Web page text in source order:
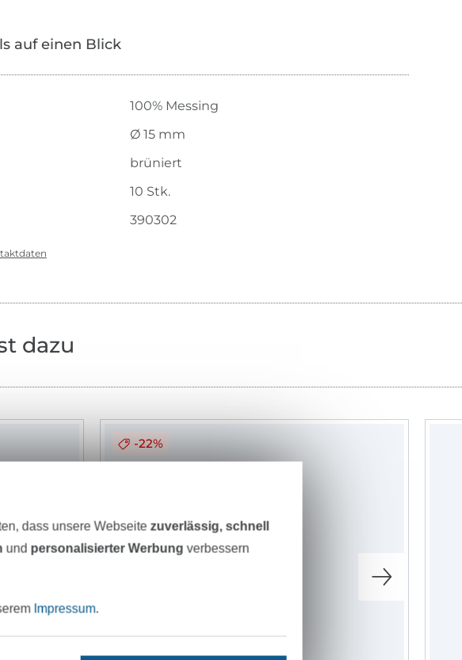
auf einen Blick
100% Messing
Ø 15 mm
brüniert
10 Stk.
390302
dazu
-22%
dass unsere Webseite zuverlässig, schnell
und personalisierter Werbung verbessern
Impressum.